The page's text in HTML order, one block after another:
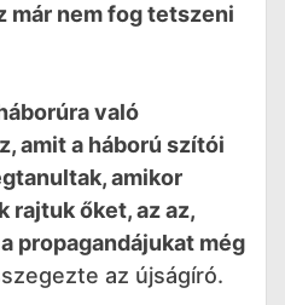
már nem fog tetszeni
való
amit a háború szítói
amikor
rajtuk őket, az az,
propagandájukat még
az újságíró.